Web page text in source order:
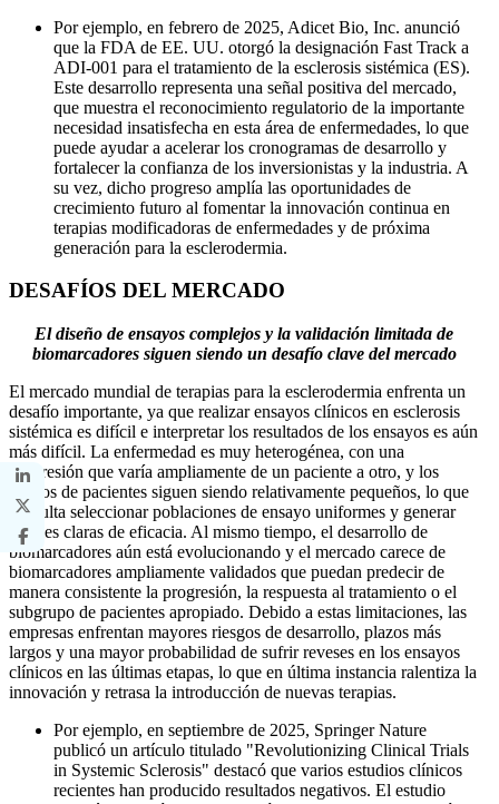
Por ejemplo, en febrero de 2025, Adicet Bio, Inc. anunció
que la FDA de EE. UU. otorgó la designación Fast Track a
ADI-001 para el tratamiento de la esclerosis sistémica (ES).
Este desarrollo representa una señal positiva del mercado,
que muestra el reconocimiento regulatorio de la importante
necesidad insatisfecha en esta área de enfermedades, lo que
puede ayudar a acelerar los cronogramas de desarrollo y
fortalecer la confianza de los inversionistas y la industria. A
su vez, dicho progreso amplía las oportunidades de
crecimiento futuro al fomentar la innovación continua en
terapias modificadoras de enfermedades y de próxima
generación para la esclerodermia.
DESAFÍOS DEL MERCADO
El diseño de ensayos complejos y la validación limitada de
biomarcadores siguen siendo un desafío clave del mercado
El mercado mundial de terapias para la esclerodermia enfrenta un
desafío importante, ya que realizar ensayos clínicos en esclerosis
sistémica es difícil e interpretar los resultados de los ensayos es aún
más difícil. La enfermedad es muy heterogénea, con una
progresión que varía ampliamente de un paciente a otro, y los
grupos de pacientes siguen siendo relativamente pequeños, lo que
dificulta seleccionar poblaciones de ensayo uniformes y generar
señales claras de eficacia. Al mismo tiempo, el desarrollo de
biomarcadores aún está evolucionando y el mercado carece de
biomarcadores ampliamente validados que puedan predecir de
manera consistente la progresión, la respuesta al tratamiento o el
subgrupo de pacientes apropiado. Debido a estas limitaciones, las
empresas enfrentan mayores riesgos de desarrollo, plazos más
largos y una mayor probabilidad de sufrir reveses en los ensayos
clínicos en las últimas etapas, lo que en última instancia ralentiza la
innovación y retrasa la introducción de nuevas terapias.
Por ejemplo, en septiembre de 2025, Springer Nature
publicó un artículo titulado "Revolutionizing Clinical Trials
in Systemic Sclerosis" destacó que varios estudios clínicos
recientes han producido resultados negativos. El estudio